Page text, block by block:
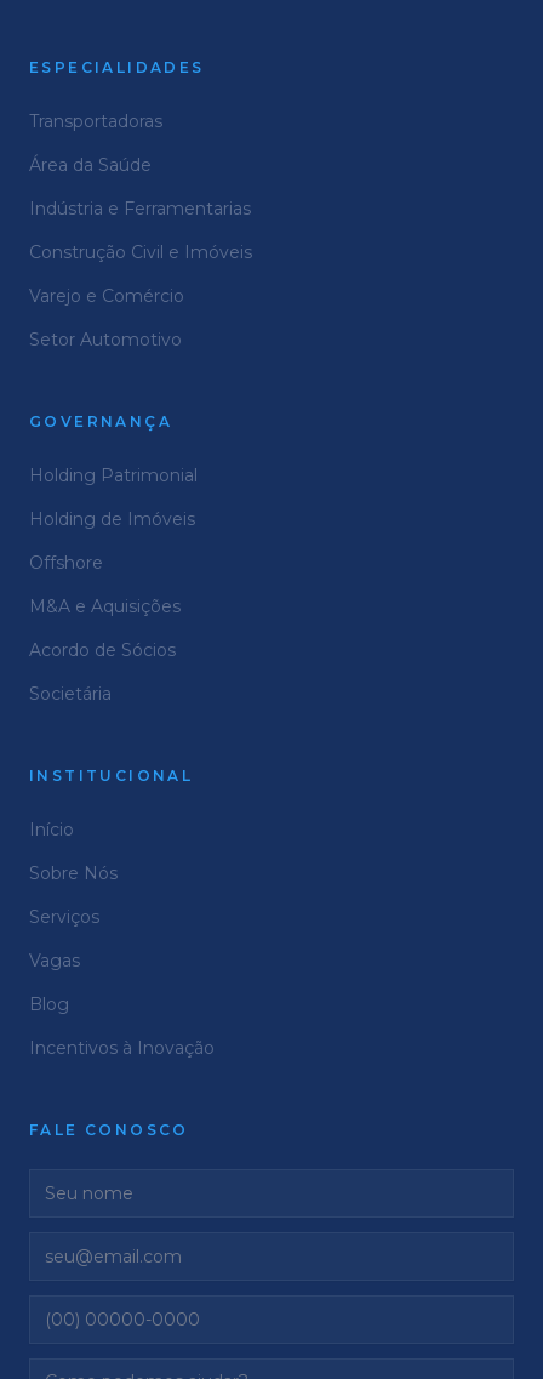
ESPECIALIDADES
Transportadoras
Área da Saúde
Indústria e Ferramentarias
Construção Civil e Imóveis
Varejo e Comércio
Setor Automotivo
GOVERNANÇA
Holding Patrimonial
Holding de Imóveis
Offshore
M&A e Aquisições
Acordo de Sócios
Societária
INSTITUCIONAL
Início
Sobre Nós
Serviços
Vagas
Blog
Incentivos à Inovação
FALE CONOSCO